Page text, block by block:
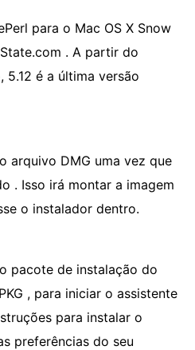
para o Mac OS X Snow
. A partir do
5.12 é a última versão
arquivo DMG uma vez que
. Isso irá montar a imagem
o instalador dentro.
pacote de instalação do
, para iniciar o assistente
para instalar o
preferências do seu